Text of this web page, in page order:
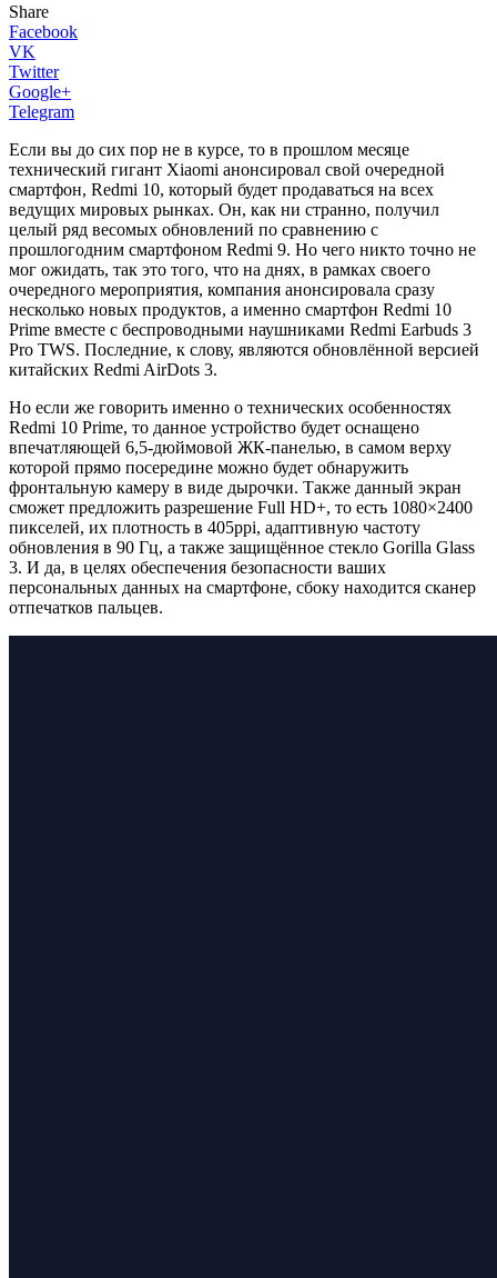
Share
Facebook
VK
Twitter
Google+
Telegram
Если вы до сих пор не в курсе, то в прошлом месяце
технический гигант Xiaomi анонсировал свой очередной
смартфон, Redmi 10, который будет продаваться на всех
ведущих мировых рынках. Он, как ни странно, получил
целый ряд весомых обновлений по сравнению с
прошлогодним смартфоном Redmi 9. Но чего никто точно не
мог ожидать, так это того, что на днях, в рамках своего
очередного мероприятия, компания анонсировала сразу
несколько новых продуктов, а именно смартфон Redmi 10
Prime вместе с беспроводными наушниками Redmi Earbuds 3
Pro TWS. Последние, к слову, являются обновлённой версией
китайских Redmi AirDots 3.
Но если же говорить именно о технических особенностях
Redmi 10 Prime, то данное устройство будет оснащено
впечатляющей 6,5-дюймовой ЖК-панелью, в самом верху
которой прямо посередине можно будет обнаружить
фронтальную камеру в виде дырочки. Также данный экран
сможет предложить разрешение Full HD+, то есть 1080×2400
пикселей, их плотность в 405ppi, адаптивную частоту
обновления в 90 Гц, а также защищённое стекло Gorilla Glass
3. И да, в целях обеспечения безопасности ваших
персональных данных на смартфоне, сбоку находится сканер
отпечатков пальцев.